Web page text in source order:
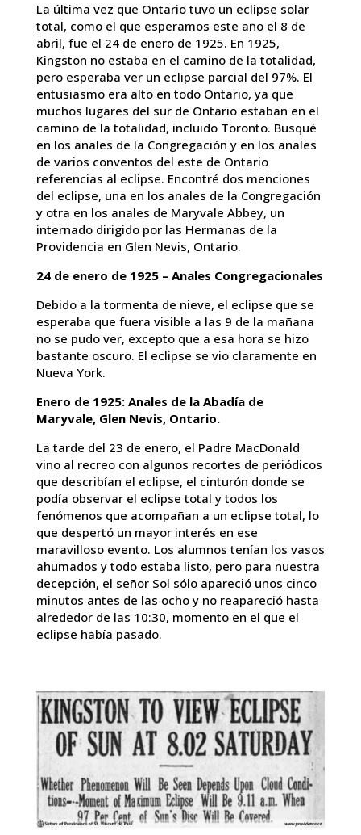
La última vez que Ontario tuvo un eclipse solar
total, como el que esperamos este año el 8 de
abril, fue el 24 de enero de 1925. En 1925,
Kingston no estaba en el camino de la totalidad,
pero esperaba ver un eclipse parcial del 97%. El
entusiasmo era alto en todo Ontario, ya que
muchos lugares del sur de Ontario estaban en el
camino de la totalidad, incluido Toronto. Busqué
en los anales de la Congregación y en los anales
de varios conventos del este de Ontario
referencias al eclipse. Encontré dos menciones
del eclipse, una en los anales de la Congregación
y otra en los anales de Maryvale Abbey, un
internado dirigido por las Hermanas de la
Providencia en Glen Nevis, Ontario.
24 de enero de 1925 – Anales Congregacionales
Debido a la tormenta de nieve, el eclipse que se
esperaba que fuera visible a las 9 de la mañana
no se pudo ver, excepto que a esa hora se hizo
bastante oscuro. El eclipse se vio claramente en
Nueva York.
Enero de 1925: Anales de la Abadía de
Maryvale, Glen Nevis, Ontario.
La tarde del 23 de enero, el Padre MacDonald
vino al recreo con algunos recortes de periódicos
que describían el eclipse, el cinturón donde se
podía observar el eclipse total y todos los
fenómenos que acompañan a un eclipse total, lo
que despertó un mayor interés en ese
maravilloso evento. Los alumnos tenían los vasos
ahumados y todo estaba listo, pero para nuestra
decepción, el señor Sol sólo apareció unos cinco
minutos antes de las ocho y no reapareció hasta
alrededor de las 10:30, momento en el que el
eclipse había pasado.